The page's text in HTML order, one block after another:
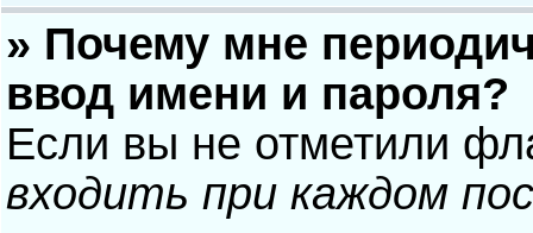
» Почему мне
ввод имени и пароля?
Если вы не отметили
входить при каждом